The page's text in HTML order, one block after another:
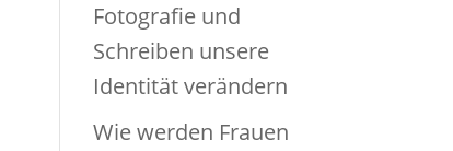
Fotografie und
Schreiben unsere
Identität verändern
Wie werden Frauen